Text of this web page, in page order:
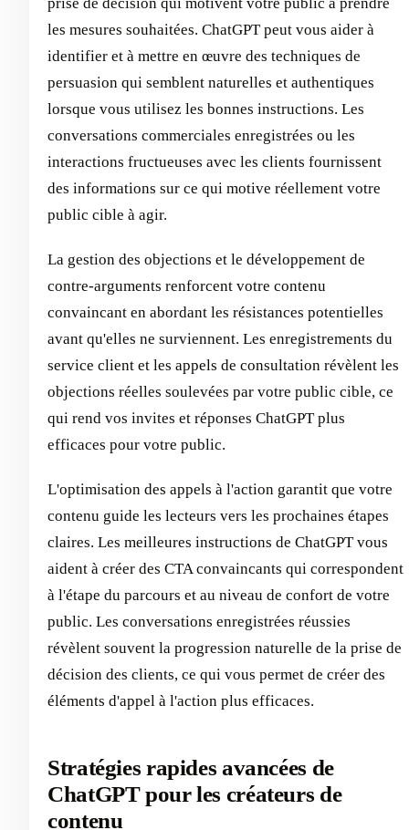
les mesures souhaitées. ChatGPT peut vous aider à
identifier et à mettre en œuvre des techniques de
persuasion qui semblent naturelles et authentiques
lorsque vous utilisez les bonnes instructions. Les
conversations commerciales enregistrées ou les
interactions fructueuses avec les clients fournissent
des informations sur ce qui motive réellement votre
public cible à agir.
La gestion des objections et le développement de
contre-arguments renforcent votre contenu
convaincant en abordant les résistances potentielles
avant qu'elles ne surviennent. Les enregistrements du
service client et les appels de consultation révèlent les
objections réelles soulevées par votre public cible, ce
qui rend vos invites et réponses ChatGPT plus
efficaces pour votre public.
L'optimisation des appels à l'action garantit que votre
contenu guide les lecteurs vers les prochaines étapes
claires. Les meilleures instructions de ChatGPT vous
aident à créer des CTA convaincants qui correspondent
à l'étape du parcours et au niveau de confort de votre
public. Les conversations enregistrées réussies
révèlent souvent la progression naturelle de la prise de
décision des clients, ce qui vous permet de créer des
éléments d'appel à l'action plus efficaces.
Stratégies rapides avancées de
ChatGPT pour les créateurs de
contenu